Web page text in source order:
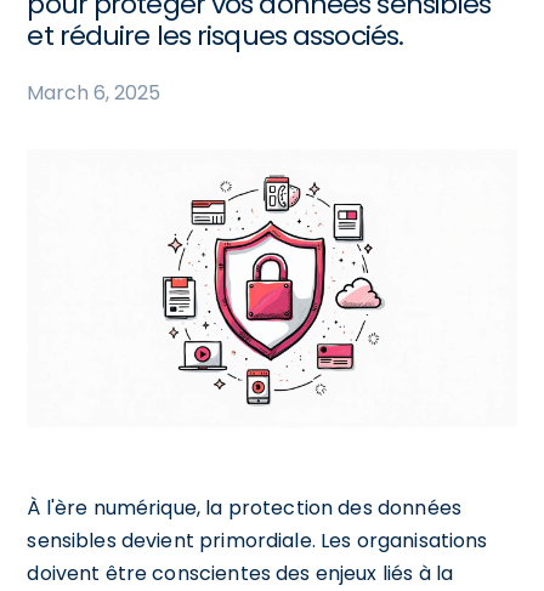
et réduire les risques associés.
March 6, 2025
À l'ère numérique, la protection des données
sensibles devient primordiale. Les organisations
doivent être conscientes des enjeux liés à la